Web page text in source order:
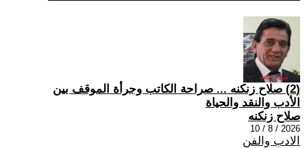
(2) صلاح زنكنه ... صراحة الكاتب وجرأة الموقف بين
الأدب والنقد والحياة
صلاح زنكنه
2026 / 8 / 10
الادب والفن